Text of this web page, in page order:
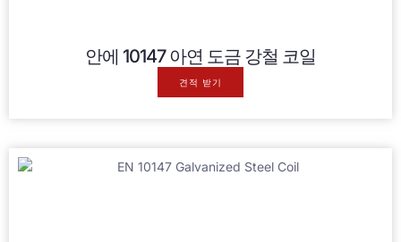
안에 10147 아연 도금 강철 코일
견적 받기